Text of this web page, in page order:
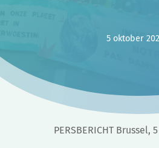
5 oktober
PERSBERICHT Brussel,